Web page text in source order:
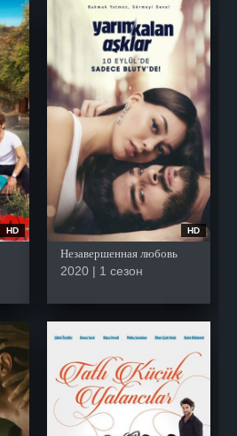
HD HD
Незавершенная любовь
2020 | 1 сезон